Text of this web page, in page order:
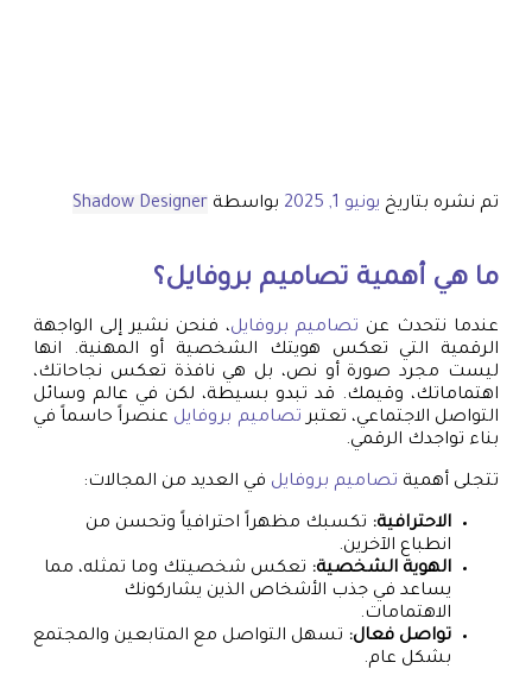
تم نشره بتاريخ يونيو 1, 2025 بواسطة Shadow Designer
ما هي أهمية تصاميم بروفايل؟
عندما نتحدث عن تصاميم بروفايل، فنحن نشير إلى الواجهة
الرقمية التي تعكس هويتك الشخصية أو المهنية. انها
ليست مجرد صورة أو نص، بل هي نافذة تعكس نجاحاتك،
اهتماماتك، وقيمك. قد تبدو بسيطة، لكن في عالم وسائل
التواصل الاجتماعي، تعتبر تصاميم بروفايل عنصراً حاسماً في
بناء تواجدك الرقمي.
تتجلى أهمية تصاميم بروفايل في العديد من المجالات:
الاحترافية: تكسبك مظهراً احترافياً وتحسن من
انطباع الآخرين.
الهوية الشخصية: تعكس شخصيتك وما تمثله، مما
يساعد في جذب الأشخاص الذين يشاركونك
الاهتمامات.
تواصل فعال: تسهل التواصل مع المتابعين والمجتمع
بشكل عام.